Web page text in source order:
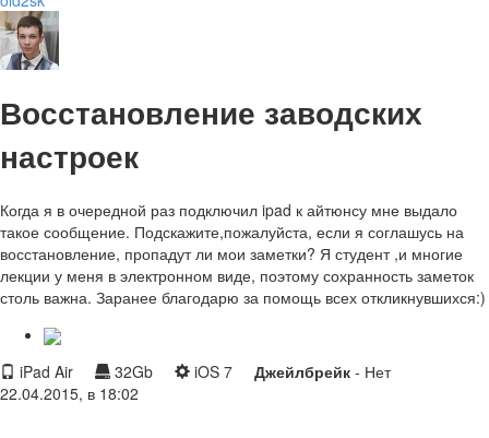
Восстановление заводских
настроек
Когда я в очередной раз подключил ipad к айтюнсу мне выдало
такое сообщение. Подскажите,пожалуйста, если я соглашусь на
восстановление, пропадут ли мои заметки? Я студент ,и многие
лекции у меня в электронном виде, поэтому сохранность заметок
столь важна. Заранее благодарю за помощь всех откликнувшихся:)
iPad Air 32Gb iOS 7 Джейлбрейк - Нет
22.04.2015, в 18:02